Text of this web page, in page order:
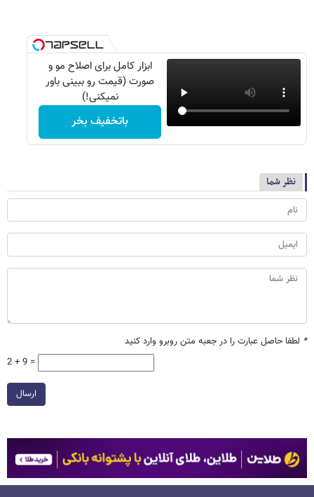
ابزار کامل برای اصلاح مو و
صورت (قیمت رو ببینی باور
نمیکنی!)
باتخفیف بخر
نظر شما
* لطفا حاصل عبارت را در جعبه متن روبرو وارد کنید
2 + 9 =
ارسال